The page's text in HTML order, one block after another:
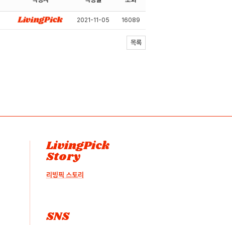
2021-11-05 16089
목록
LivingPick
Story
리빙픽 스토리
SNS